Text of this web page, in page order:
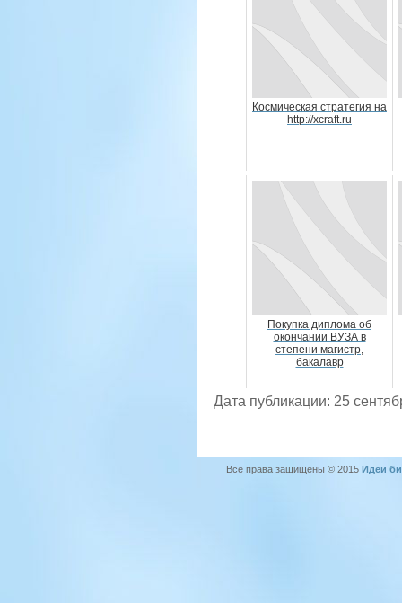
Космическая стратегия на
http://xcraft.ru
Покупка диплома об
окончании ВУЗА в
степени магистр,
бакалавр
Дата публикации: 25
Все права защищены © 2015 Идеи